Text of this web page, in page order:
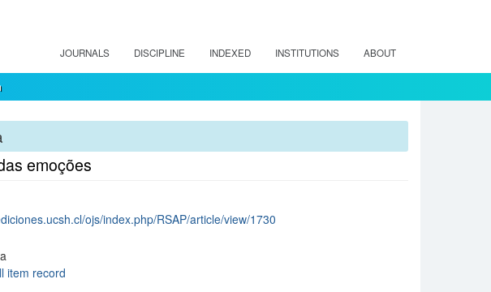
JOURNALS DISCIPLINE INDEXED INSTITUTIONS ABOUT
emoções
ojs/index.php/RSAP/article/view/1730
item record